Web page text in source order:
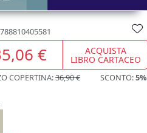
€ ACQUISTA
LIBRO CARTACEO
COPERTINA:36,90 € SCONTO:5%